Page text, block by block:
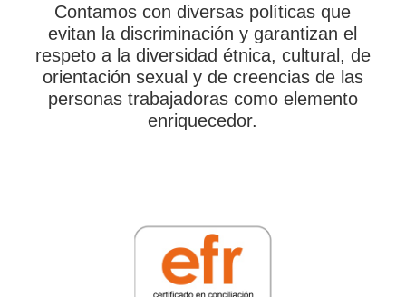
Contamos con diversas políticas que
evitan la discriminación y garantizan el
respeto a la diversidad étnica, cultural, de
orientación sexual y de creencias de las
personas trabajadoras como elemento
enriquecedor.